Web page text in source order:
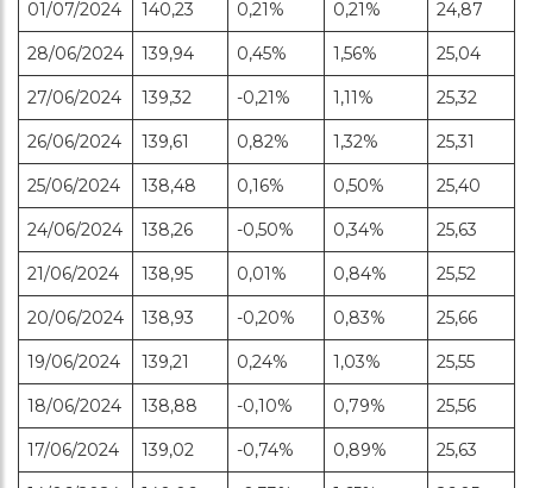
01/07/2024 140,23 0,21% 0,21% 24,87
28/06/2024 139,94 0,45% 1,56% 25,04
27/06/2024 139,32 -0,21% 1,11% 25,32
26/06/2024 139,61 0,82% 1,32% 25,31
25/06/2024 138,48 0,16% 0,50% 25,40
24/06/2024 138,26 -0,50% 0,34% 25,63
21/06/2024 138,95 0,01% 0,84% 25,52
20/06/2024 138,93 -0,20% 0,83% 25,66
19/06/2024 139,21 0,24% 1,03% 25,55
18/06/2024 138,88 -0,10% 0,79% 25,56
17/06/2024 139,02 -0,74% 0,89% 25,63